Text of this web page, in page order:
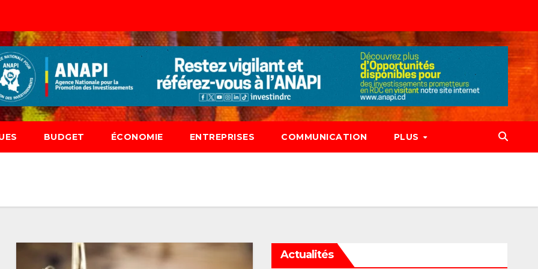
BUDGET ÉCONOMIE ENTREPRISES COMMUNICATION PLUS
Actualités